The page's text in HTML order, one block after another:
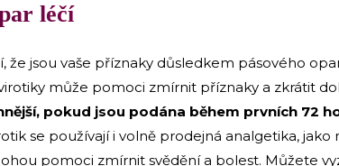
léčí
že jsou vaše příznaky důsledkem pásového
může pomoci zmírnit příznaky a zkrátit
pokud jsou podána během prvních 72
se používají i volně prodejná analgetika,
pomoci zmírnit svědění a bolest. Můžete